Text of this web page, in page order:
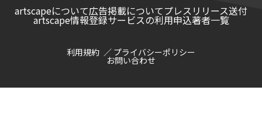
artscapeについて広告掲載についてプレスリリース送付
artscape情報登録サービスの利用申込著者一覧
利用規約 プライバシーポリシー
お問い合わせ